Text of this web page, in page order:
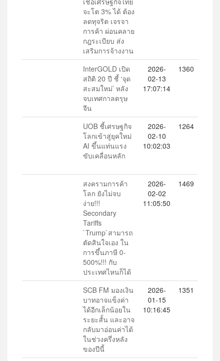
จะโต 3% ได้ ต้อง
ลดทุจริต เจรจา
การค้า ผ่อนคลาย
กฎระเบียบ ส่ง
เสริมการจ้างงาน
InterGOLD เปิด
สถิติ 20 ปี ชี้ ‘จุด
สะสมใหม่’ หลัง
จบเทศกาลตรุษ
จีน
2026-
02-13
17:07:14
1360
UOB ชี้เศรษฐกิจ
โลกเข้าสู่ยุคใหม่
AI ขึ้นแท่นแรง
ขับเคลื่อนหลัก
2026-
02-10
10:02:03
1264
สงครามการค้า
โลก ยังไม่จบ
ง่าย!!!
Secondary
Tariffs
`Trump`สามารถ
ตัดสินใจเอง ใน
การขึ้นภาษี 0-
500%!!! กับ
ประเทศไหนก็ได้
2026-
02-02
11:05:50
1469
SCB FM มองเงิน
บาทอาจแข็งค่า
ได้อีกเล็กน้อยใน
ระยะสั้น และอาจ
กลับมาอ่อนค่าได้
ในช่วงครึ่งหลัง
ของปีนี้
2026-
01-15
10:16:45
1351